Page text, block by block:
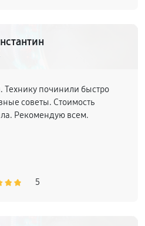
Технику починили быстро
советы. Стоимость
Рекомендую всем.
5